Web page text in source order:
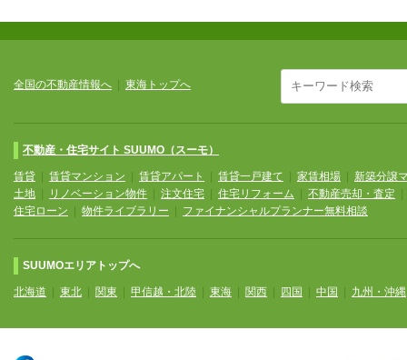
全国の不動産情報へ 東海トップへ
不動産・住宅サイト SUUMO（スーモ）
賃貸 賃貸マンション 賃貸アパート 賃貸一戸建て 家賃相場
新築分譲
土地
リノベーション物件 注文住宅 住宅リフォーム 不動産売却・査定
住宅ローン
物件ライブラリー ファイナンシャルプランナー無料相談
SUUMOエリアトップへ
北海道 東北 関東 甲信越・北陸 東海 関西 四国 中国 九州・沖縄